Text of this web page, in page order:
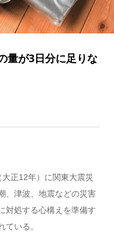
量が3日分に足りな
正12年）に関東大震災
、津波、地震などの災害
対処する心構えを準備す
ている。